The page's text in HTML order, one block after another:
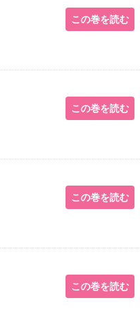
この巻を読む
この巻を読む
この巻を読む
この巻を読む